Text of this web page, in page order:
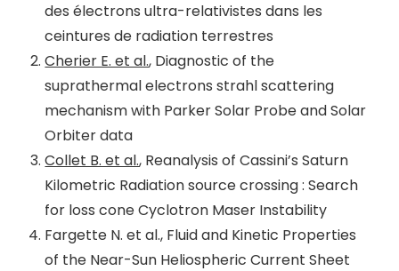
des électrons ultra-relativistes dans les
ceintures de radiation terrestres
Cherier E. et al., Diagnostic of the
suprathermal electrons strahl scattering
mechanism with Parker Solar Probe and Solar
Orbiter data
Collet B. et al., Reanalysis of Cassini’s Saturn
Kilometric Radiation source crossing : Search
for loss cone Cyclotron Maser Instability
Fargette N. et al., Fluid and Kinetic Properties
of the Near-Sun Heliospheric Current Sheet